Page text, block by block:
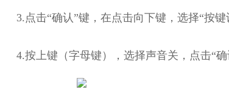
3.点击“确认”键，在点击向下键，选择“按键
4.按上键（字母键），选择声音关，点击“确